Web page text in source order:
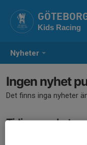
Nyheter
Kids Racing
Ingen nyhet
Det finns inga nyheter
Tidigare nyheter
Det finns inga tidigare